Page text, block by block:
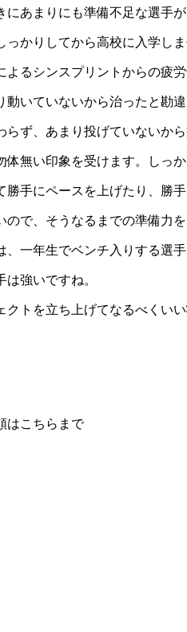
あまりにも準備不足な選手
かりしてから高校に入学しま
るシンスプリントからの疲労
いていないから治ったと勘
らず、あまり投げていないか
体無い印象を受けます。しっ
勝手にペースを上げたり、勝
で、そうなるまでの準備力
、一年生でベンチ入りする選
強いですね。
トを立ち上げてなるべくい
はこちらまで